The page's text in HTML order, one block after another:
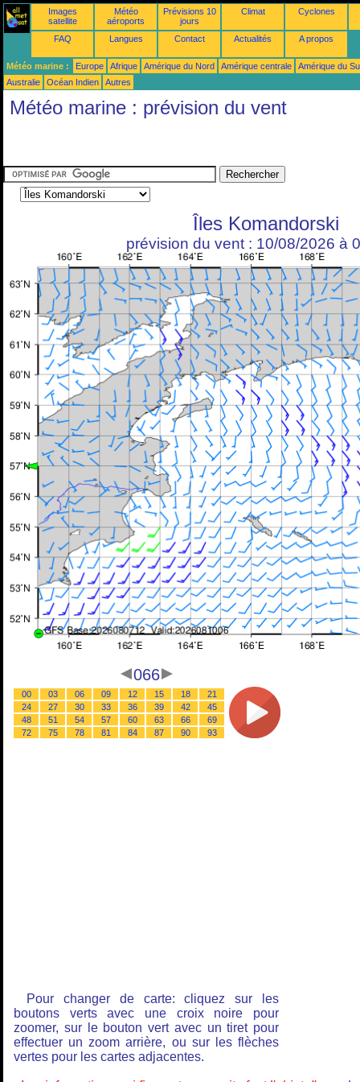
Images
satellite
Météo
aéroports
Prévisions 10
jours
Climat Cyclones
FAQ Langues Contact Actualités A propos
Météo marine : Europe Afrique Amérique du Nord Amérique centrale
Amérique du
Australie
Océan Indien Autres
Météo marine : prévision du vent
Îles Komandorski
prévision du vent : 10/08/2026 à
066
00 03 06 09 12 15 18
21
24
27 30 33 36 39 42
45
48
51 54 57 60 63 66
69
72
75 78 81 84 87 90 93
Pour changer de carte: cliquez sur les
boutons verts avec une croix noire pour
zoomer, sur le bouton vert avec un tiret pour
effectuer un zoom arrière, ou sur les flèches
vertes pour les cartes adjacentes.